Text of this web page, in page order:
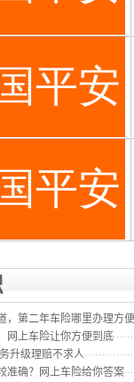
第二年车险哪里办理方便
网上车险让你方便到底
升级理赔不求人
准确？网上车险给你答案